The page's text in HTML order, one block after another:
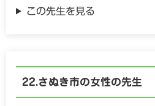
この先生を見る
さぬき市の女性の先生